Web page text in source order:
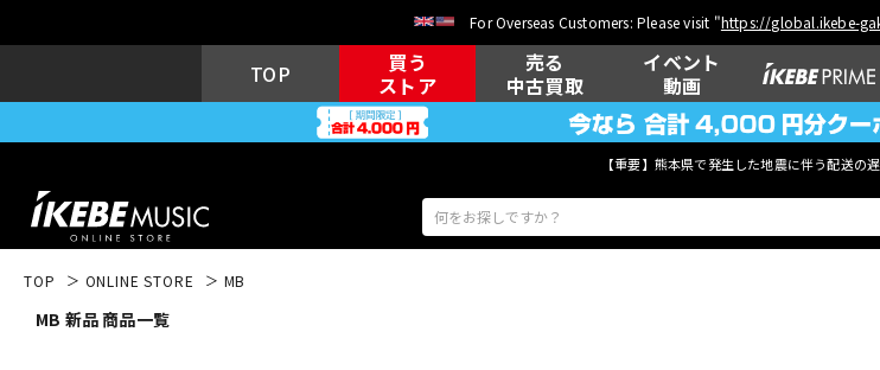
For Overseas Customers: Please visit "https://global.ikebe-
TOP
買う
ストア
売る
中古買取
イベント
動画
【重要】熊本県で発生した地震に伴う配送の
TOP ONLINE STORE MB
MB 新品 商品一覧